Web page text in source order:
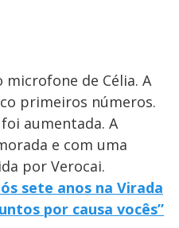
de Célia. A
primeiros números.
aumentada. A
e com uma
por Verocai.
sete anos na Virada
por causa vocês”